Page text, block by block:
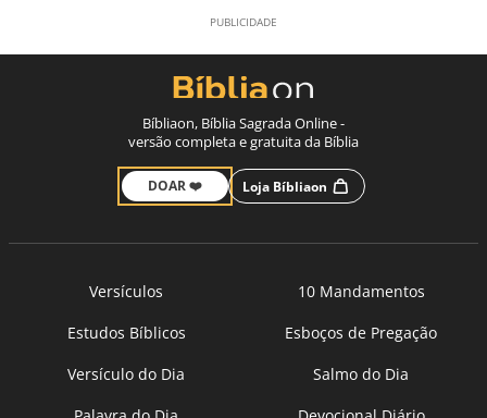
Bíbliaon, Bíblia Sagrada Online -
versão completa e gratuita da Bíblia
DOAR ❤️ Loja Bíbliaon
Versículos
10 Mandamentos
Estudos Bíblicos
Esboços de Pregação
Versículo do Dia
Salmo do Dia